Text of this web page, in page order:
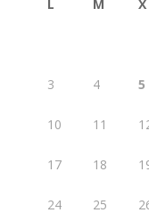
L M X
3 4 5
10 11
17 18
24 25